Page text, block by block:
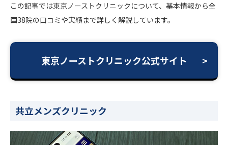
この記事では東京ノーストクリニックについて、基本情報から全
国38院の口コミや実績まで詳しく解説しています。
東京ノーストクリニック公式サイト
共立メンズクリニック